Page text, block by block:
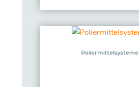
Poliermittelsysteme